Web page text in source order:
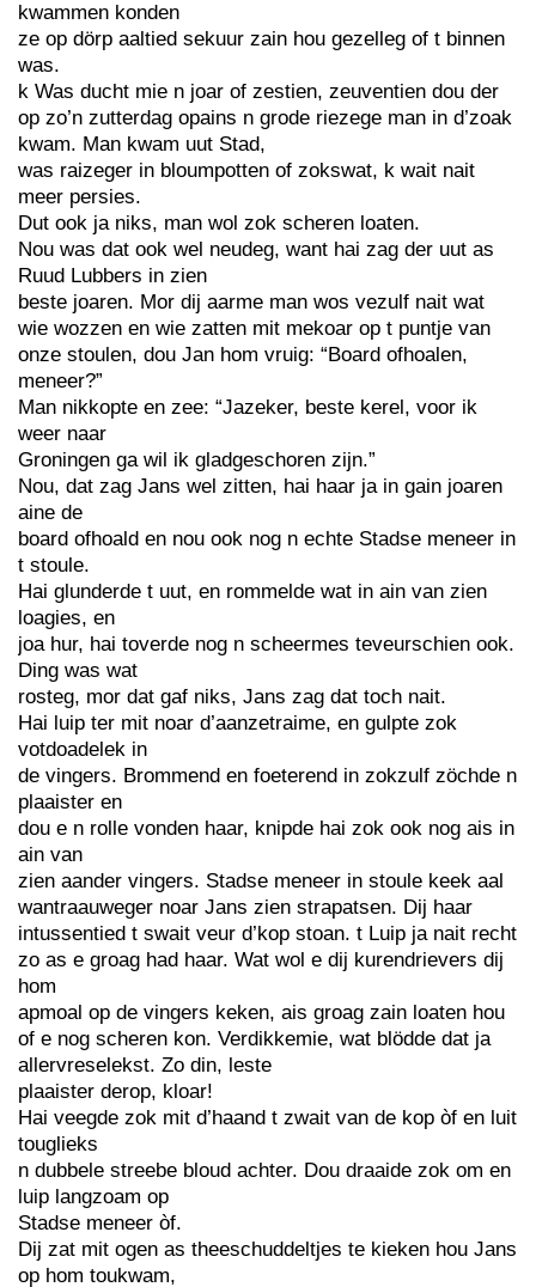
kwammen konden
ze op dörp aaltied sekuur zain hou gezelleg of t binnen
was.
k Was ducht mie n joar of zestien, zeuventien dou der
op zo’n zutterdag opains n grode riezege man in d’zoak
kwam. Man kwam uut Stad,
was raizeger in bloumpotten of zokswat, k wait nait
meer persies.
Dut ook ja niks, man wol zok scheren loaten.
Nou was dat ook wel neudeg, want hai zag der uut as
Ruud Lubbers in zien
beste joaren. Mor dij aarme man wos vezulf nait wat
wie wozzen en wie zatten mit mekoar op t puntje van
onze stoulen, dou Jan hom vruig: “Board ofhoalen,
meneer?”
Man nikkopte en zee: “Jazeker, beste kerel, voor ik
weer naar
Groningen ga wil ik gladgeschoren zijn.”
Nou, dat zag Jans wel zitten, hai haar ja in gain joaren
aine de
board ofhoald en nou ook nog n echte Stadse meneer in
t stoule.
Hai glunderde t uut, en rommelde wat in ain van zien
loagies, en
joa hur, hai toverde nog n scheermes teveurschien ook.
Ding was wat
rosteg, mor dat gaf niks, Jans zag dat toch nait.
Hai luip ter mit noar d’aanzetraime, en gulpte zok
votdoadelek in
de vingers. Brommend en foeterend in zokzulf zöchde n
plaaister en
dou e n rolle vonden haar, knipde hai zok ook nog ais in
ain van
zien aander vingers. Stadse meneer in stoule keek aal
wantraauweger noar Jans zien strapatsen. Dij haar
intussentied t swait veur d’kop stoan. t Luip ja nait recht
zo as e groag had haar. Wat wol e dij kurendrievers dij
hom
apmoal op de vingers keken, ais groag zain loaten hou
of e nog scheren kon. Verdikkemie, wat blödde dat ja
allervreselekst. Zo din, leste
plaaister derop, kloar!
Hai veegde zok mit d’haand t zwait van de kop òf en luit
touglieks
n dubbele streebe bloud achter. Dou draaide zok om en
luip langzoam op
Stadse meneer òf.
Dij zat mit ogen as theeschuddeltjes te kieken hou Jans
op hom toukwam,